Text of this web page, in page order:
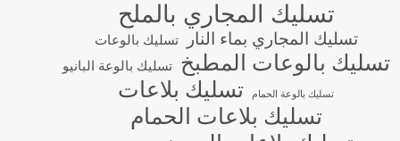
تسليك المجاري بالملح
تسليك المجاري بماء النار تسليك بالوعات
تسليك بالوعات المطبخ تسليك بالوعة البانيو
تسليك بالوعة الحمام
تسليك بلاعات
تسليك بلاعات الحمام